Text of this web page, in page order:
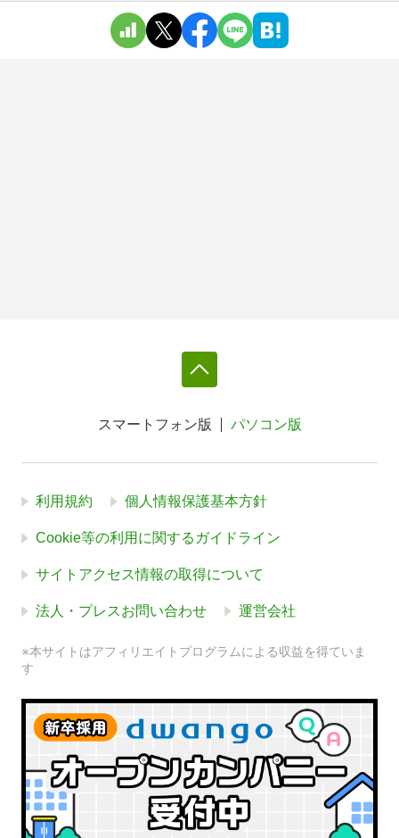
スマートフォン版 パソコン版
利用規約 個人情報保護基本方針
Cookie等の利用に関するガイドライン
サイトアクセス情報の取得について
法人・プレスお問い合わせ 運営会社
※本サイトはアフィリエイトプログラムによる収益を得ていま
す